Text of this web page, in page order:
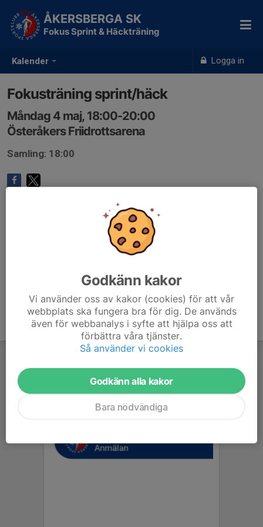
Kalender Logga in
ÅKERSBERGA SK
Fokus Sprint & Häckträning
Fokusträning sprint/häck
Måndag 4 maj, 18:00-20:00
Österåkers Friidrottsarena
Samling: 18:00
Godkänn kakor
Vi använder oss av kakor (cookies) för att vår
webbplats ska fungera bra för dig. De används
även för webbanalys i syfte att hjälpa oss att
förbättra våra tjänster.
Så använder vi cookies
Godkänn alla kakor
Bara nödvändiga